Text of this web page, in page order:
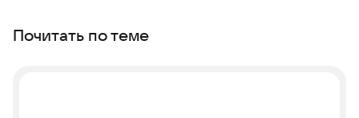
Почитать по теме